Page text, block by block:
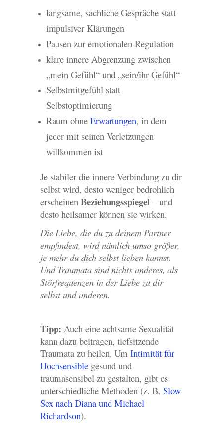
langsame, sachliche Gespräche statt
impulsiver Klärungen
Pausen zur emotionalen Regulation
klare innere Abgrenzung zwischen
„mein Gefühl“ und „sein/ihr Gefühl“
Selbstmitgefühl statt
Selbstoptimierung
Raum ohne Erwartungen, in dem
jeder mit seinen Verletzungen
willkommen ist
Je stabiler die innere Verbindung zu dir
selbst wird, desto weniger bedrohlich
erscheinen Beziehungsspiegel– und
desto heilsamer können sie wirken.
Die Liebe, die du zu deinem Partner
empfindest, wird nämlich umso größer,
je mehr du dich selbst lieben kannst.
Und Traumata sind nichts anderes, als
Störfrequenzen in der Liebe zu dir
selbst und anderen.
Tipp: Auch eine achtsame Sexualität
kann dazu beitragen, tiefsitzende
Traumata zu heilen. Um Intimität für
Hochsensiblegesund und
traumasensibel zu gestalten, gibt es
unterschiedliche Methoden (z. B. Slow
Sex nach Diana und Michael
Richardson).